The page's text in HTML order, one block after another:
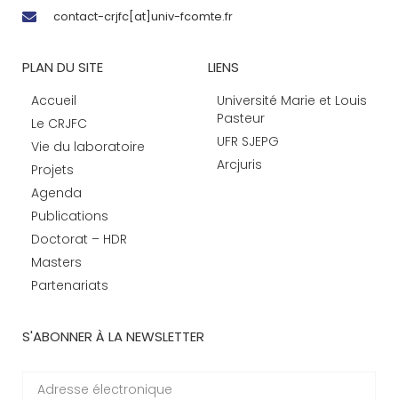
contact-crjfc[at]univ-fcomte.fr
PLAN DU SITE
Accueil
Le CRJFC
Vie du laboratoire
Projets
Agenda
Publications
Doctorat – HDR
Masters
Partenariats
LIENS
Université Marie et Louis
Pasteur
UFR SJEPG
Arcjuris
S'ABONNER À LA NEWSLETTER